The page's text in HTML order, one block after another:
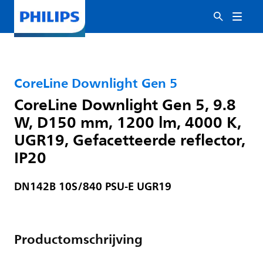
CoreLine Downlight Gen 5
CoreLine Downlight Gen 5, 9.8
W, D150 mm, 1200 lm, 4000 K,
UGR19, Gefacetteerde reflector,
IP20
DN142B 10S/840 PSU-E UGR19
Productomschrijving